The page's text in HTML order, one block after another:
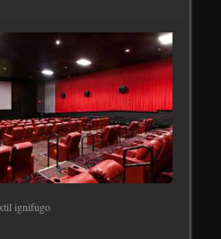
ignifugo